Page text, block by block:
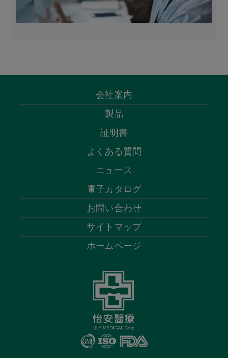
会社案内
製品
証明書
よくある質問
ニュース
電子カタログ
お問い合わせ
サイトマップ
ホームページ